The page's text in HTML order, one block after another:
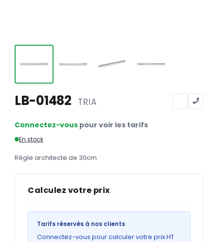
Tête de lettre
Sous-mains
Chemises
GRAND FORMAT
LB-01482 TRIA
Connectez-vous pour voir les tarifs
En stock
Règle architecte de 30cm
Calculez votre prix
Tarifs réservés à nos clients
Connectez-vous pour calculer votre prix HT